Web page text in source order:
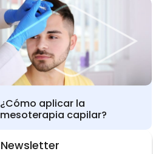
¿Cómo aplicar la
mesoterapia capilar?
Newsletter